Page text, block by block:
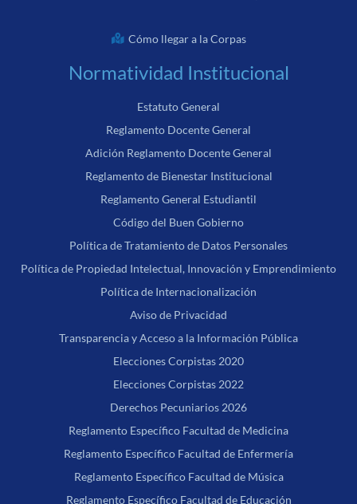
Cómo llegar a la Corpas
Normatividad Institucional
Estatuto General
Reglamento Docente General
Adición Reglamento Docente General
Reglamento de Bienestar Institucional
Reglamento General Estudiantil
Código del Buen Gobierno
Política de Tratamiento de Datos Personales
Política de Propiedad Intelectual, Innovación y Emprendimiento
Política de Internacionalización
Aviso de Privacidad
Transparencia y Acceso a la Información Pública
Elecciones Corpistas 2020
Elecciones Corpistas 2022
Derechos Pecuniarios 2026
Reglamento Específico Facultad de Medicina
Reglamento Específico Facultad de Enfermería
Reglamento Específico Facultad de Música
Reglamento Específico Facultad de Educación